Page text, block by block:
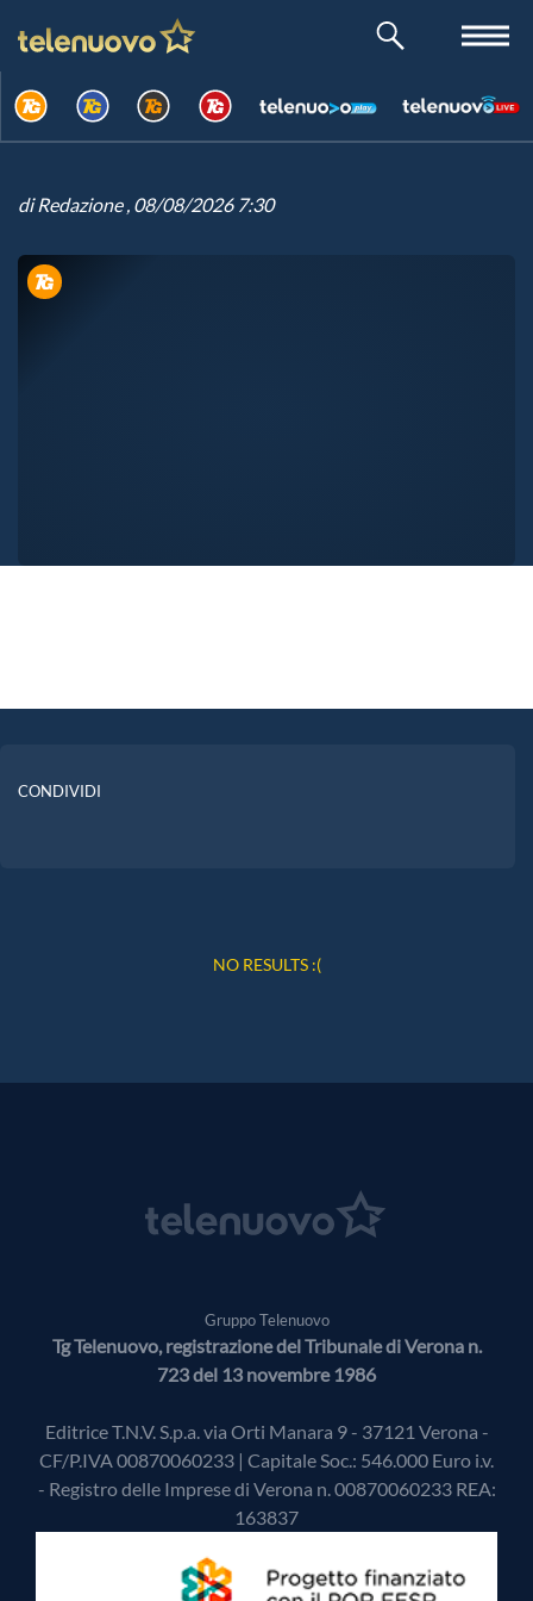
diRedazione, 08/08/2026 7:30
CONDIVIDI
NO RESULTS :(
Gruppo Telenuovo
Tg Telenuovo, registrazione del Tribunale di Verona n.
723 del 13 novembre 1986
Editrice T.N.V. S.p.a. via Orti Manara 9 - 37121 Verona -
CF/P.IVA 00870060233 | Capitale Soc.: 546.000 Euro i.v.
- Registro delle Imprese di Verona n. 00870060233 REA:
163837